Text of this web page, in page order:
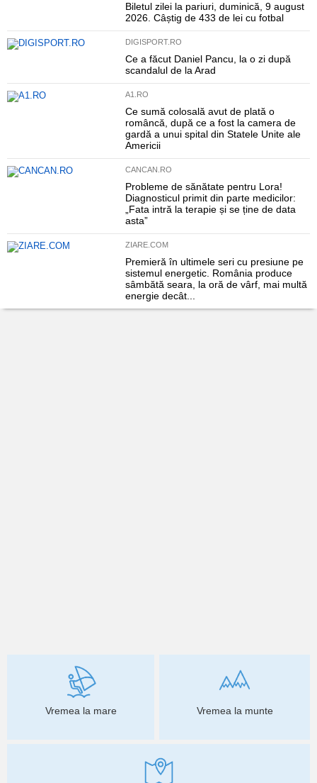
Biletul zilei la pariuri, duminică, 9 august
2026. Câștig de 433 de lei cu fotbal
DIGISPORT.RO
Ce a făcut Daniel Pancu, la o zi după
scandalul de la Arad
A1.RO
Ce sumă colosală avut de plată o
româncă, după ce a fost la camera de
gardă a unui spital din Statele Unite ale
Americii
CANCAN.RO
Probleme de sănătate pentru Lora!
Diagnosticul primit din parte medicilor:
„Fata intră la terapie și se ține de data
asta”
ZIARE.COM
Premieră în ultimele seri cu presiune pe
sistemul energetic. România produce
sâmbătă seara, la oră de vârf, mai multă
energie decât...
Vremea la mare Vremea la munte